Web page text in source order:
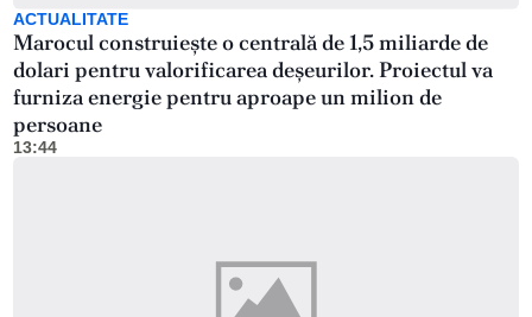
ACTUALITATE
Marocul construiește o centrală de 1,5 miliarde de
dolari pentru valorificarea deșeurilor. Proiectul va
furniza energie pentru aproape un milion de
persoane
13:44